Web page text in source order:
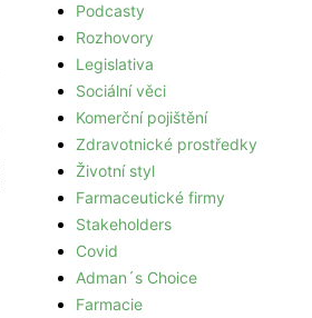
Podcasty
Rozhovory
Legislativa
Sociální věci
Komerční pojištění
Zdravotnické prostředky
Životní styl
Farmaceutické firmy
Stakeholders
Covid
Adman´s Choice
Farmacie